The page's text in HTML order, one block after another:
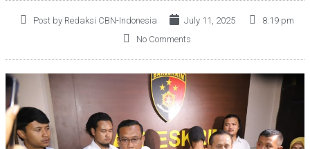
Post by Redaksi CBN-Indonesia July 11, 2025
8:19 pm
No Comments